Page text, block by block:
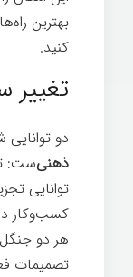
بهترین
کنيد.
دو توانایی
ذهنی‌ست:
توانایی
کسب‌وکار
هر دو
تصمیمات